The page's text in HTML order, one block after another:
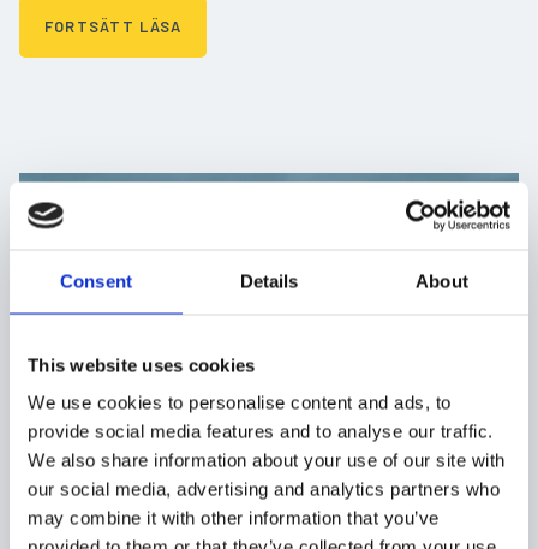
Consent Details About
This website uses cookies
We use cookies to personalise content and ads, to
provide social media features and to analyse our traffic.
We also share information about your use of our site with
our social media, advertising and analytics partners who
may combine it with other information that you’ve
FORTSÄTT LÄSA